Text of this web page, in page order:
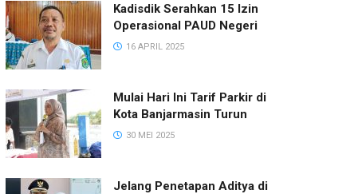
Kadisdik Serahkan 15 Izin
Operasional PAUD Negeri
16 APRIL 2025
Mulai Hari Ini Tarif Parkir di
Kota Banjarmasin Turun
30 MEI 2025
Jelang Penetapan Aditya di